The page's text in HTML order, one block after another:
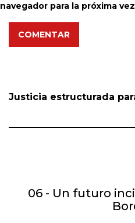
navegador para la próxima
COMENTAR
Justicia estructurada
06 - Un futuro